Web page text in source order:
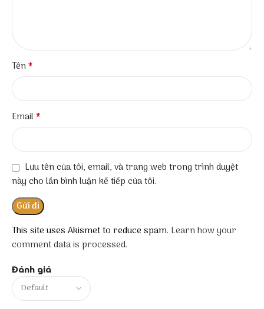
Đánh giá
Tên*
Email*
Lưu tên của tôi, email, và trang web trong trình duyệt
này cho lần bình luận kế tiếp của tôi.
This site uses Akismet to reduce spam. Learn how your
comment data is processed.